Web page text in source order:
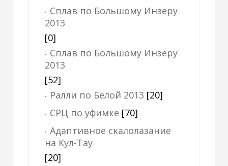
Сплав по Большому Инзеру
2013
[0]
Сплав по Большому Инзеру
2013
[52]
Ралли по Белой 2013 [20]
СРЦ по уфимке [70]
Адаптивное скалолазание
на Кул-Тау
[20]